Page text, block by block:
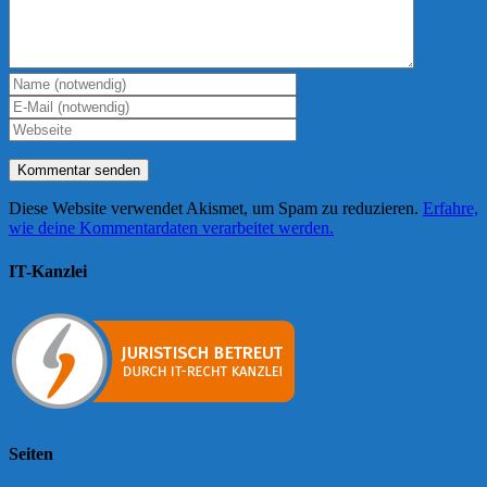
Diese Website verwendet Akismet, um Spam zu reduzieren. Erfahre,
wie deine Kommentardaten verarbeitet werden.
IT-Kanzlei
Seiten